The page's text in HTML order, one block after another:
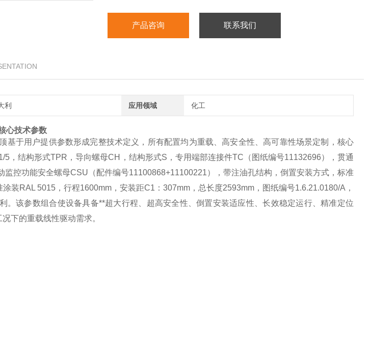
产品咨询 联系我们
利 应用领域 化工
心技术参数
基于用户提供参数形成完整技术定义，所有配置均为重载、高安全性、高可靠性场景定制，核心
5，结构形式TPR，导向螺母CH，结构形式S，专用端部连接件TC（图纸编号11132696），贯通
监控功能安全螺母CSU（配件编号11100868+11100221），带注油孔结构，倒置安装方式，标准
装RAL 5015，行程1600mm，安装距C1：307mm，总长度2593mm，图纸编号1.6.21.0180/A，
。该参数组合使设备具备**超大行程、超高安全性、倒置安装适应性、长效稳定运行、精准定位
下的重载线性驱动需求。